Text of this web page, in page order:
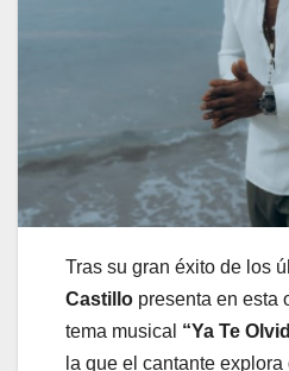
Tras su gran éxito de los
Castillo presenta en esta
tema musical “Ya Te
la que el cantante